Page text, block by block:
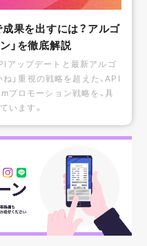
果を出すには？アルゴ
」を徹底解説
アップデートと最新アルゴ
」重視の戦略を超えた、API
ロモーション戦略を、具
います。